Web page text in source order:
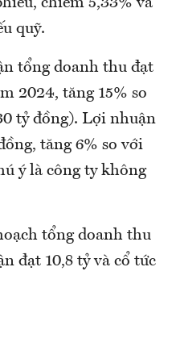
chiếm 5,33% và
quỹ.
tổng doanh thu đạt
2024, tăng 15% so
tỷ đồng). Lợi nhuận
tăng 6% so với
ý là công ty không
tổng doanh thu
đạt 10,8 tỷ và cổ tức